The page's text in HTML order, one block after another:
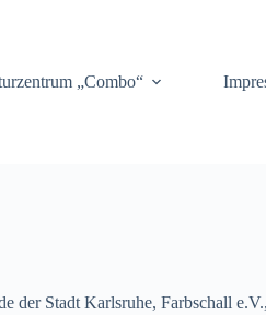
„Combo“
Stadt Karlsruhe, Farbschall